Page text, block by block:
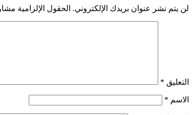
لن يتم نشر عنوان بريدك الإلكتروني. الحقول الإلزامية مشار
التعليق *
الاسم *